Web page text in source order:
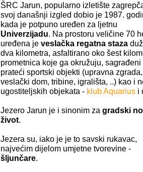
ŠRC Jarun, popularno izletište
svoj današnji izgled dobio je 1987.
kada je potpuno uređen za ljetnu
Univerzijadu. Na prostoru veličine 70
uređena je veslačka regatna staza
dva kilometra, asfaltirano oko šest
prometnica koje ga okružuju, sagrađeni
prateći sportski objekti (upravna zgrada,
veslački dom, tribine, igrališta, ..) kao i
ugostiteljskih objekata - klub Aquarius i
Jezero Jarun je i sinonim za gradski
život.
Jezera su, iako je je to savski rukavac,
najvećim dijelom umjetne tvorevine -
šljunčare.